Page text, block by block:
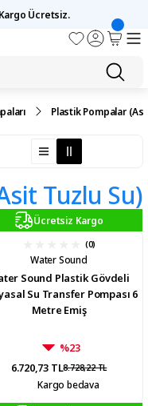
Ücretsiz.
Plastik Pompalar
Tuzlu Su)
Ücretsiz Kargo
(0)
Water Sound
Sound Plastik Gövdeli
Su Transfer Pompası 6
Metre Emiş
%23
6.720,73 TL8.728,22 TL
Kargo bedava